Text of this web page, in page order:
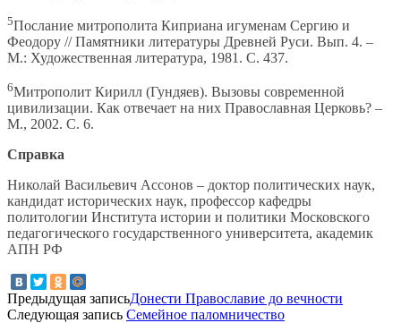
5Послание митрополита Киприана игуменам Сергию и
Феодору // Памятники литературы Древней Руси. Вып. 4. –
М.: Художественная литература, 1981. С. 437.
6Митрополит Кирилл (Гундяев). Вызовы современной
цивилизации. Как отвечает на них Православная Церковь? –
М., 2002. С. 6.
Справка
Николай Васильевич Ассонов – доктор политических наук,
кандидат исторических наук, профессор кафедры
политологии Института истории и политики Московского
педагогического государственного университета, академик
АПН РФ
Предыдущая записьДонести Православие до вечности
Следующая запись Семейное паломничество